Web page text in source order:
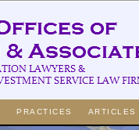
PRACTICES ARTICLES